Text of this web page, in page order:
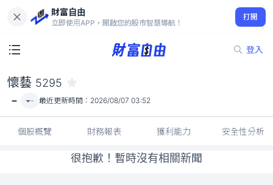
財富自由
立即使用APP，開啟您的股市智慧導航！
打開
登入
-
懷藝 5295
- - 最近更新時間： 2026/08/07 03:52
個股概覽 財務報表 獲利能力 安全性分析
很抱歉！暫時沒有相關新聞